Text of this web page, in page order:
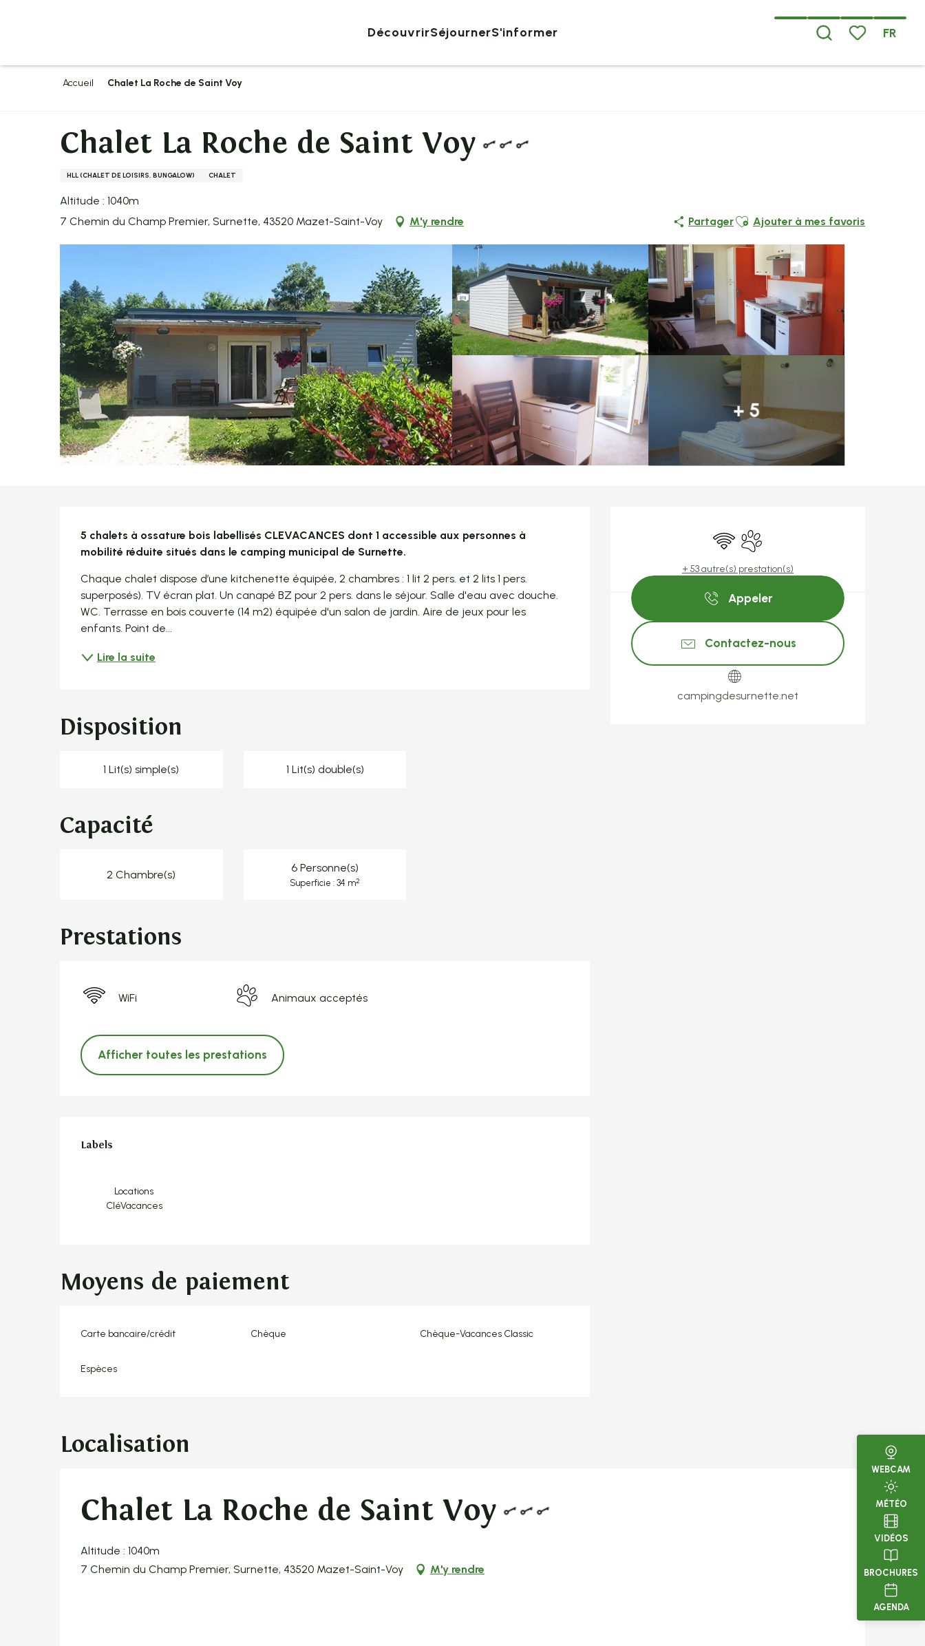
FR
DécouvrirSéjournerS'informer
WEBCAM
MÉTÉO
VIDÉOS
BROCHURES
AGENDA
Accueil Chalet La Roche de Saint Voy
Chalet La Roche de Saint Voy
HLL (CHALET DE LOISIRS, BUNGALOW) CHALET
Altitude : 1040m
7 Chemin du Champ Premier, Surnette, 43520 Mazet-Saint-Voy
M'y rendre PartagerAjouter aux favoris
Ajouter à mes favoris
+ 5
Ouverture et
WiFi Animaux acceptés
+ 53 autre(s) prestation(s)
Appeler
Contactez-nous
campingdesurnette.net
Description
5 chalets à ossature bois labellisés CLEVACANCES dont 1 accessible aux personnes à
mobilité réduite situés dans le camping municipal de Surnette.
Chaque chalet dispose d’une kitchenette équipée, 2 chambres : 1 lit 2 pers. et 2 lits 1 pers.
superposés). TV écran plat. Un canapé BZ pour 2 pers. dans le séjour. Salle d'eau avec douche.
WC. Terrasse en bois couverte (14 m2) équipée d'un salon de jardin. Aire de jeux pour les
enfants. Point de...
Lire la suite
Disposition
1 Lit(s) simple(s) 1 Lit(s) double(s)
Capacité
2 Chambre(s) 6 Personne(s)
Superficie : 34 m2
Prestations
WiFi Animaux acceptés
Afficher toutes les prestations
Offres de prestations
Labels
Labels
Locations
CléVacances
Moyens de paiement
Carte bancaire/crédit Chèque Chèque-Vacances Classic
Espèces
Localisation
Chalet La Roche de Saint Voy
Altitude : 1040m
7 Chemin du Champ Premier, Surnette, 43520 Mazet-Saint-Voy
M'y rendre